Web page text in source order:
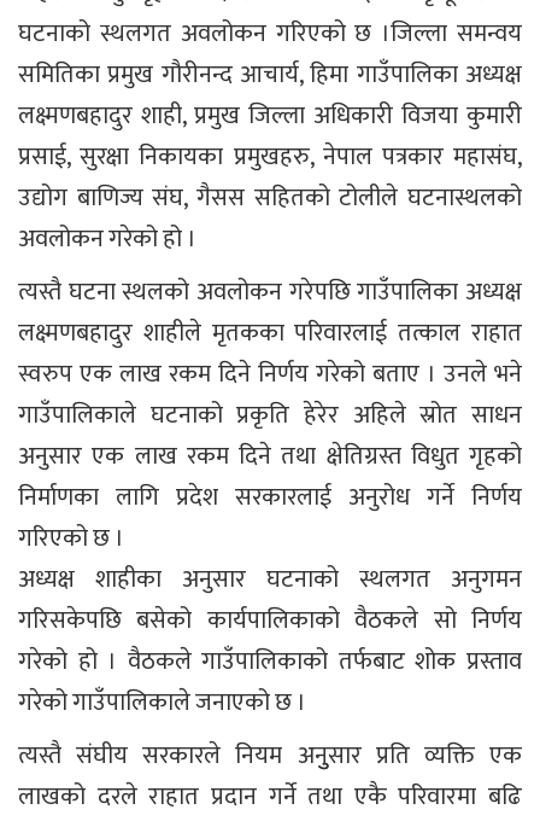
घटनाको स्थलगत अवलोकन गरिएको छ ।जिल्ला समन्वय
समितिका प्रमुख गौरीनन्द आचार्य, हिमा गाउँपालिका अध्यक्ष
लक्ष्मणबहादुर शाही, प्रमुख जिल्ला अधिकारी विजया कुमारी
प्रसाई, सुरक्षा निकायका प्रमुखहरु, नेपाल पत्रकार महासंघ,
उद्योग बाणिज्य संघ, गैसस सहितको टोलीले घटनास्थलको
अवलोकन गरेको हो ।
त्यस्तै घटना स्थलको अवलोकन गरेपछि गाउँपालिका अध्यक्ष
लक्ष्मणबहादुर शाहीले मृतकका परिवारलाई तत्काल राहात
स्वरुप एक लाख रकम दिने निर्णय गरेको बताए । उनले भने
गाउँपालिकाले घटनाको प्रकृति हेरेर अहिले स्रोत साधन
अनुसार एक लाख रकम दिने तथा क्षेतिग्रस्त विधुत गृहको
निर्माणका लागि प्रदेश सरकारलाई अनुरोध गर्ने निर्णय
गरिएको छ ।
अध्यक्ष शाहीका अनुसार घटनाको स्थलगत अनुगमन
गरिसकेपछि बसेको कार्यपालिकाको वैठकले सो निर्णय
गरेको हो । वैठकले गाउँपालिकाको तर्फबाट शोक प्रस्ताव
गरेको गाउँपालिकाले जनाएको छ ।
त्यस्तै संघीय सरकारले नियम अनुुसार प्रति व्यक्ति एक
लाखको दरले राहात प्रदान गर्ने तथा एकै परिवारमा बढि